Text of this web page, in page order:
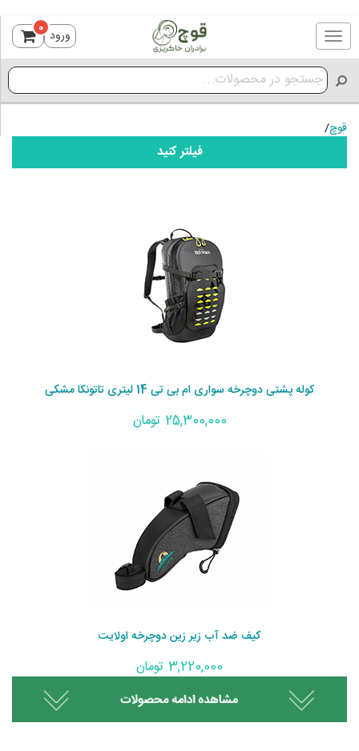
Toggle
navigation
ورود 0
قوچ/
فیلتر کنید
کوله پشتی دوچرخه سواری ام بی تی 14 لیتری تاتونکا مشکی
25,300,000 تومان
کیف ضد آب زیر زین دوچرخه اولایت
3,220,000 تومان